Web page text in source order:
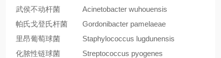
武侯不动杆菌
Acinetobacter wuhouensis
帕氏戈登氏杆菌
Gordonibacter pamelaeae
里昂葡萄球菌
Staphylococcus lugdunensis
化脓性链球菌
Streptococcus pyogenes